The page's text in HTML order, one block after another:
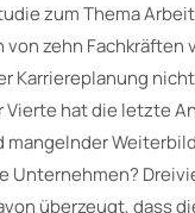
zum Thema
zehn Fachkräften
Karriereplanung
hat die letzte
mangelnder
Unternehmen?
überzeugt, dass